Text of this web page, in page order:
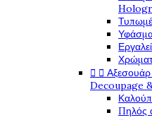
  Αξεσουάρ
Decoupage
Πηλός